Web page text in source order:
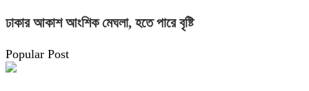
ঢাকার আকাশ আংশিক মেঘলা, হতে পারে বৃষ্টি
Popular Post